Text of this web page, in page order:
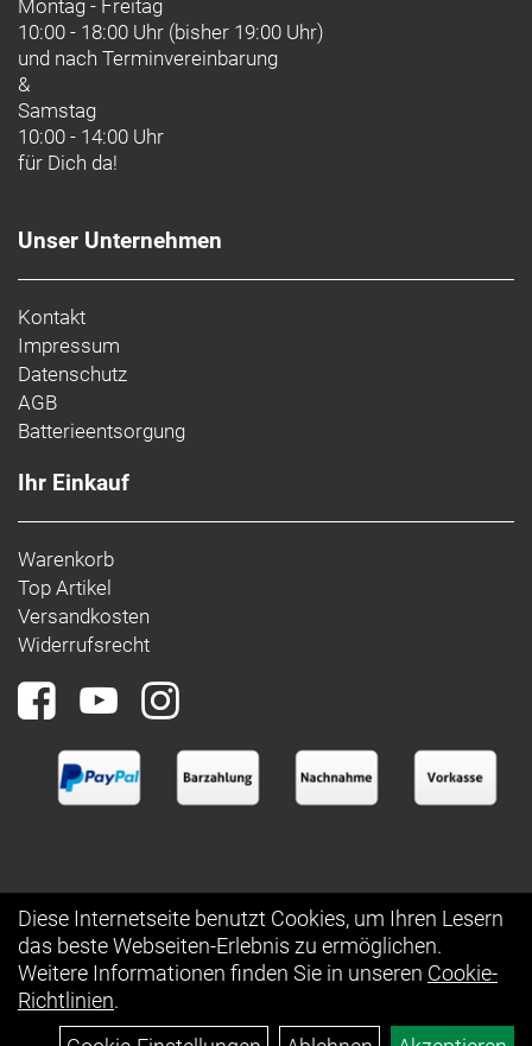
Montag - Freitag
10:00 - 18:00 Uhr (bisher 19:00 Uhr)
und nach Terminvereinbarung
&
Samstag
10:00 - 14:00 Uhr
für Dich da!
Unser Unternehmen
Kontakt
Impressum
Datenschutz
AGB
Batterieentsorgung
Ihr Einkauf
Warenkorb
Top Artikel
Versandkosten
Widerrufsrecht
Diese Internetseite benutzt Cookies, um Ihren Lesern
das beste Webseiten-Erlebnis zu ermöglichen.
Weitere Informationen finden Sie in unseren Cookie-
Richtlinien.
Auftrag widerrufen